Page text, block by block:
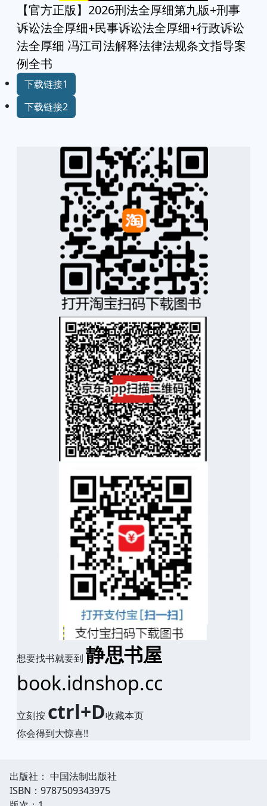
【官方正版】2026刑法全厚细第九版+刑事
诉讼法全厚细+民事诉讼法全厚细+行政诉讼
法全厚细 冯江司法解释法律法规条文指导案
例全书
下载链接1
下载链接2
想要找书就要到 静思书屋
book.idnshop.cc
立刻按 ctrl+D收藏本页
你会得到大惊喜!!
出版社： 中国法制出版社
ISBN：9787509343975